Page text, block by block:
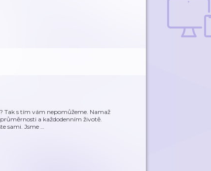
Tak s tím vám nepomůžeme. Namaž
a každodenním životě.
sami. Jsme…